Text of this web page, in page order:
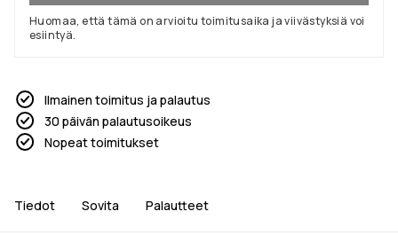
Huomaa, että tämä on arvioitu toimitusaika ja viivästyksiä voi
esiintyä.
Ilmainen toimitus ja palautus
30 päivän palautusoikeus
Nopeat toimitukset
Tiedot Sovita Palautteet